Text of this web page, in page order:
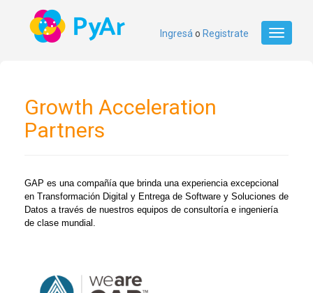
Toggle
Ingresá o Registrate
Growth Acceleration
Partners
GAP es una compañía que brinda una experiencia excepcional
en Transformación Digital y Entrega de Software y Soluciones de
Datos a través de nuestros equipos de consultoría e ingeniería
de clase mundial.